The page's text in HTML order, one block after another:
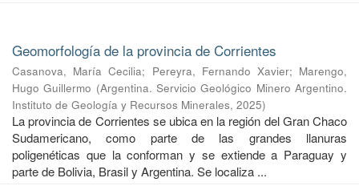
Geomorfología de la provincia de Corrientes
Casanova, María Cecilia; Pereyra, Fernando Xavier; Marengo,
Hugo Guillermo (Argentina. Servicio Geológico Minero Argentino.
Instituto de Geología y Recursos Minerales, 2025)
La provincia de Corrientes se ubica en la región del Gran Chaco
Sudamericano, como parte de las grandes llanuras
poligenéticas que la conforman y se extiende a Paraguay y
parte de Bolivia, Brasil y Argentina. Se localiza ...